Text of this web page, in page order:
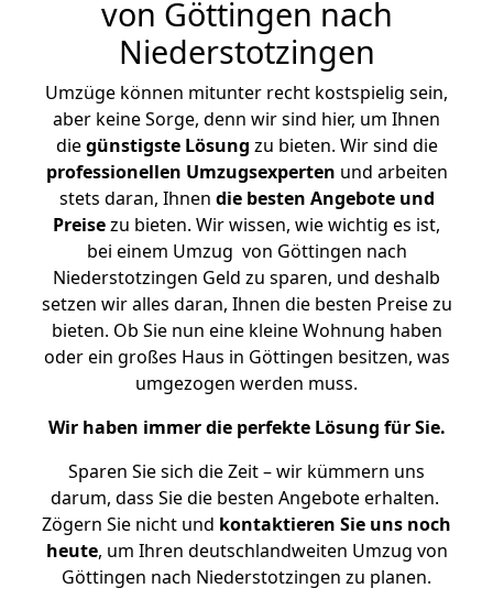
von Göttingen nach
Niederstotzingen
Umzüge können mitunter recht kostspielig sein,
aber keine Sorge, denn wir sind hier, um Ihnen
diegünstigste Lösung zu bieten. Wir sind die
professionellen Umzugsexperten und arbeiten
stets daran, Ihnen die besten Angebote und
Preisezu bieten. Wir wissen, wie wichtig es ist,
bei einem Umzug von Göttingen nach
Niederstotzingen Geld zu sparen, und deshalb
setzen wir alles daran, Ihnen die besten Preise zu
bieten. Ob Sie nun eine kleine Wohnung haben
oder ein großes Haus in Göttingen besitzen, was
umgezogen werden muss.
Wir haben immer die perfekte Lösung für Sie.
Sparen Sie sich die Zeit – wir kümmern uns
darum, dass Sie die besten Angebote erhalten.
Zögern Sie nicht und kontaktieren Sie uns noch
heute, um Ihren deutschlandweiten Umzug von
Göttingen nach Niederstotzingen zu planen.